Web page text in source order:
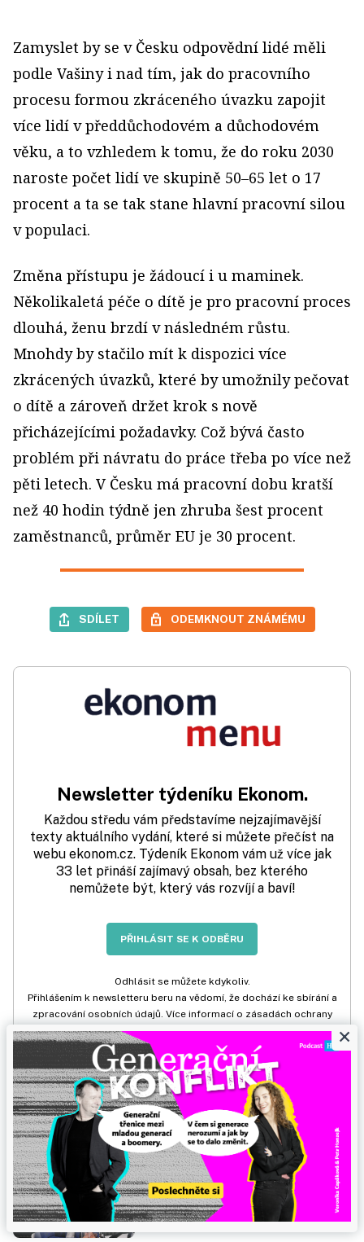
Zamyslet by se v Česku odpovědní lidé měli
podle Vašiny i nad tím, jak do pracovního
procesu formou zkráceného úvazku zapojit
více lidí v předdůchodovém a důchodovém
věku, a to vzhledem k tomu, že do roku 2030
naroste počet lidí ve skupině 50–65 let o 17
procent a ta se tak stane hlavní pracovní silou
v populaci.
Změna přístupu je žádoucí i u maminek.
Několikaletá péče o dítě je pro pracovní proces
dlouhá, ženu brzdí v následném růstu.
Mnohdy by stačilo mít k dispozici více
zkrácených úvazků, které by umožnily pečovat
o dítě a zároveň držet krok s nově
přicházejícími požadavky. Což bývá často
problém při návratu do práce třeba po více než
pěti letech. V Česku má pracovní dobu kratší
než 40 hodin týdně jen zhruba šest procent
zaměstnanců, průměr EU je 30 procent.
SDÍLET ODEMKNOUT ZNÁMÉMU
Newsletter týdeníku Ekonom.
Každou středu vám představíme nejzajímavější
texty aktuálního vydání, které si můžete přečíst na
webu ekonom.cz. Týdeník Ekonom vám už více jak
33 let přináší zajímavý obsah, bez kterého
nemůžete být, který vás rozvíjí a baví!
PŘIHLÁSIT SE K ODBĚRU
Odhlásit se můžete kdykoliv.
Přihlášením k newsletteru beru na vědomí, že dochází ke sbírání a
zpracování osobních údajů. Více informací o zásadách ochrany
osobních údajů nalezneteZDE. ×